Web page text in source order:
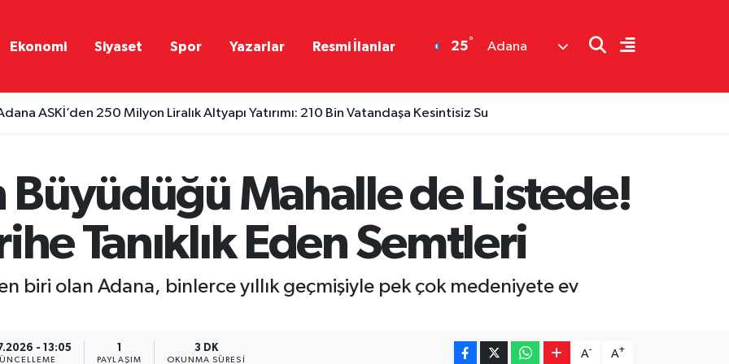
Ekonomi Siyaset Spor Yazarlar Resmi İlanlar 25° Adana
ASKİ’den 250 Milyon Liralık Altyapı Yatırımı: 210 Bin Vatandaşa Kesintisiz Su
Büyüdüğü Mahalle de Listede!
Tanıklık Eden Semtleri
biri olan Adana, binlerce yıllık geçmişiyle pek çok medeniyete ev
- 13:05
PAYLAŞIM
3 DK
OKUNMA SÜRESI
A- A+